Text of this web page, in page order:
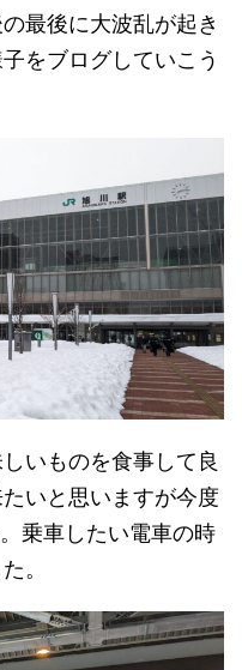
最後に大波乱が起き
をブログしていこう
いものを食事して良
いと思いますが今度
乗車したい電車の時
。